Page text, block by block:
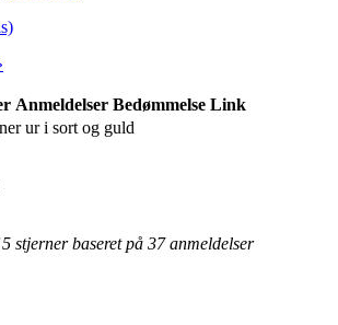
Anmeldelser Bedømmelse Link
ur i sort og guld
stjerner baseret på 37anmeldelser